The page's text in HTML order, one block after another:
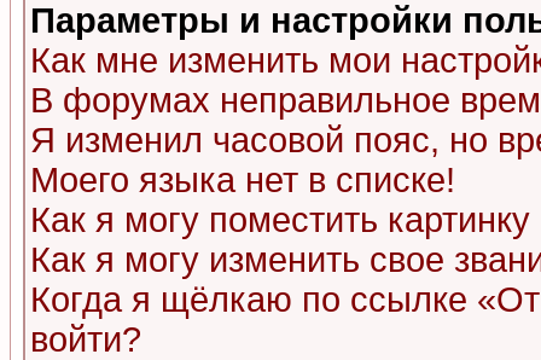
Параметры и настройки
Как мне изменить мои
В форумах неправильное
Я изменил часовой пояс, но
Моего языка нет в списке!
Как я могу поместить
Как я могу изменить свое
Когда я щёлкаю по ссылке
войти?